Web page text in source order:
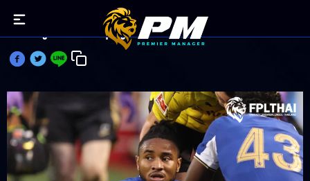
สิงห์บลูช็อค! เอ็นคุนคู เจ็บหนักพักยาว 16 สัปดาห์